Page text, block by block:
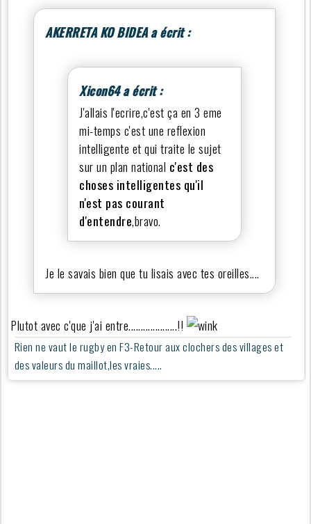
AKERRETA KO BIDEA a écrit :
Xicon64 a écrit :
J'allais l'ecrire,c'est ça en 3 eme
mi-temps c'est une reflexion
intelligente et qui traite le sujet
sur un plan national c'est des
choses intelligentes qu'il
n'est pas courant
d'entendre,bravo.
Je le savais bien que tu lisais avec tes oreilles....
Plutot avec c'que j'ai entre....................!!
Rien ne vaut le rugby en F3-Retour aux clochers des villages et
des valeurs du maillot,les vraies.....